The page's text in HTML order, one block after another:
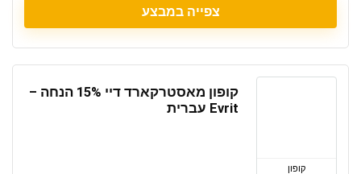
צפייה במבצע
קופון
קופון מאסטרקארד דיי 15% הנחה –
Evrit עברית